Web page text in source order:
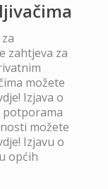
zahtjeva za
možete
Izjava o
možete
Izjavu o
općih